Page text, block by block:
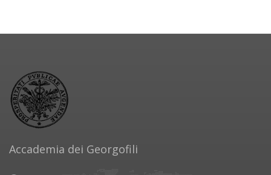
Accademia dei Georgofili